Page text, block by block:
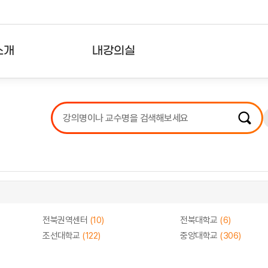
내강의실
강의리스트
수강확인증강의
전북권역센터 (10) 전북대학교 (6)
조선대학교 (122) 중앙대학교 (306)